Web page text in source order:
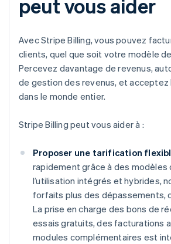
peut vous aider
Avec Stripe Billing, vous pouvez
clients, quel que soit votre modèle
Percevez davantage de revenus,
de gestion des revenus, et
dans le monde entier.
Stripe Billing peut vous aider à :
Proposer une tarification
rapidement grâce à des modèles
l’utilisation intégrés et hybrides,
forfaits plus des dépassements,
La prise en charge des bons de
essais gratuits, des facturations
modules complémentaires est